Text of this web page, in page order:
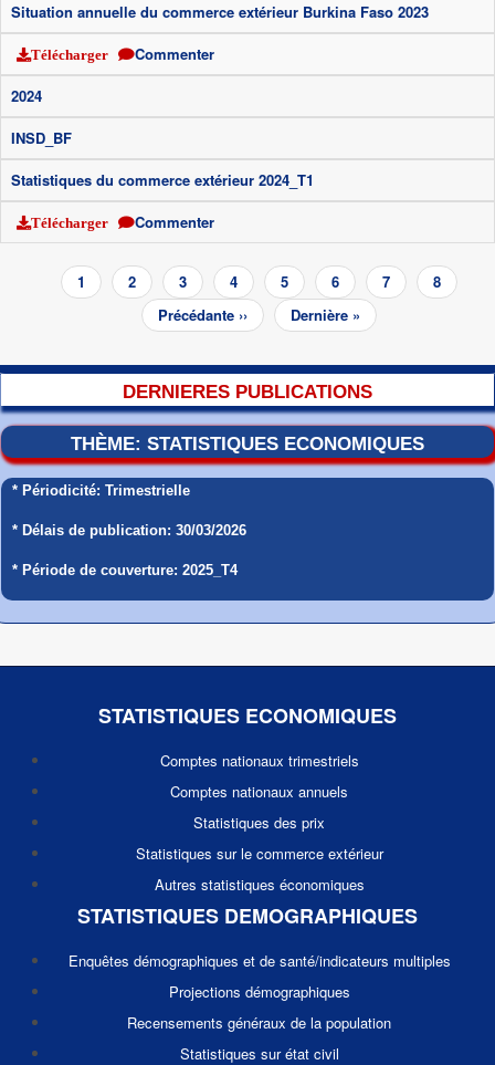
Situation annuelle du commerce extérieur Burkina Faso 2023
Télécharger
Commenter
2024
INSD_BF
Statistiques du commerce extérieur 2024_T1
Télécharger Commenter
Pagination
Page
courante
1 Page
2 Page
3 Page
4 Page
5 Page
6 Page
7 Page
8
Page
suivante
Précédante ››
Dernière
page
Dernière »
DERNIERES PUBLICATIONS
THÈME: STATISTIQUES ECONOMIQUES
* Périodicité: Trimestrielle
* Délais de publication: 30/03/2026
* Période de couverture: 2025_T4
STATISTIQUES ECONOMIQUES
Comptes nationaux trimestriels
Comptes nationaux annuels
Statistiques des prix
Statistiques sur le commerce extérieur
Autres statistiques économiques
STATISTIQUES DEMOGRAPHIQUES
Enquêtes démographiques et de santé/indicateurs multiples
Projections démographiques
Recensements généraux de la population
Statistiques sur état civil